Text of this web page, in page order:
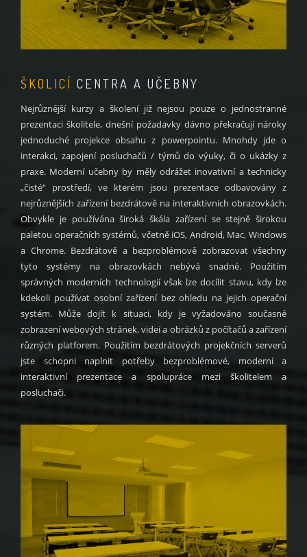
ŠKOLICÍ CENTRA A UČEBNY
Nejrůznější kurzy a školení již nejsou pouze o jednostranné
prezentaci školitele, dnešní požadavky dávno překračují nároky
jednoduché projekce obsahu z powerpointu. Mnohdy jde o
interakci, zapojení posluchačů / týmů do výuky, či o ukázky z
praxe. Moderní učebny by měly odrážet inovativní a technicky
„čisté“ prostředí, ve kterém jsou prezentace odbavovány z
nejrůznějších zařízení bezdrátově na interaktivních obrazovkách.
Obvykle je používána široká škála zařízení se stejně širokou
paletou operačních systémů, včetně iOS, Android, Mac, Windows
a Chrome. Bezdrátově a bezproblémově zobrazovat všechny
tyto systémy na obrazovkách nebývá snadné. Použitím
správných moderních technologií však lze docílit stavu, kdy lze
kdekoli používat osobní zařízení bez ohledu na jejich operační
systém. Může dojít k situaci, kdy je vyžadováno současné
zobrazení webových stránek, videí a obrázků z počítačů a zařízení
různých platforem. Použitím bezdrátových projekčních serverů
jste schopni naplnit potřeby bezproblémové, moderní a
interaktivní prezentace a spolupráce mezi školitelem a
posluchači.